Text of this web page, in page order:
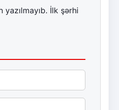
İlk şərhi